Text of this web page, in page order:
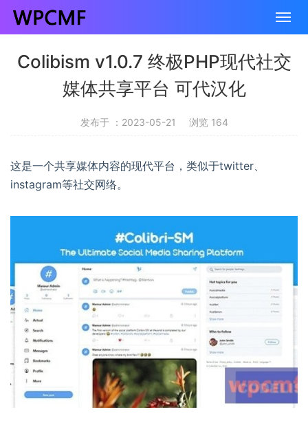
Colibism v1.0.7 终极PHP现代社交
媒体共享平台 可代汉化
发布于 ：2023-05-21 浏览 164
这是一个共享媒体内容的现代平台，类似于twitter、
instagram等社交网络。